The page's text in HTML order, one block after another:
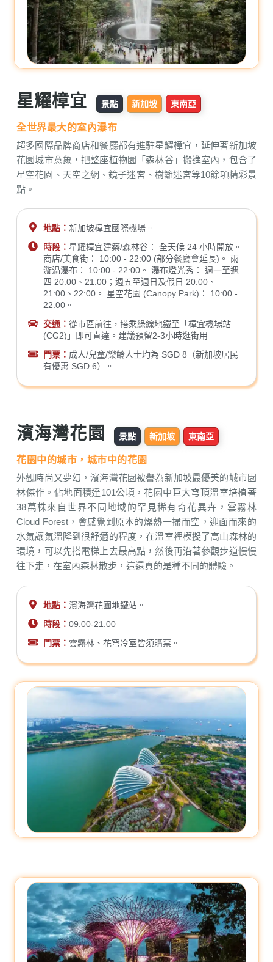
星耀樟宜 景點 新加坡 東南亞
全世界最大的室內瀑布
超多國際品牌商店和餐廳都有進駐星耀樟宜，延伸著新加坡
花園城市意象，把整座植物園「森林谷」搬進室內，包含了
星空花園、天空之網、鏡子迷宮、樹籬迷宮等10餘項精彩景
點。
地點：新加坡樟宜國際機場。
時段： 星耀樟宜建築/森林谷： 全天候 24 小時開放。
商店/美食街： 10:00 - 22:00 (部分餐廳會延長)。 雨
漩渦瀑布： 10:00 - 22:00。 瀑布燈光秀： 週一至週
四 20:00、21:00；週五至週日及假日 20:00、
21:00、22:00。 星空花園 (Canopy Park)： 10:00 -
22:00。
交通：從市區前往，搭乘綠線地鐵至「樟宜機場站
(CG2)」即可直達。建議預留2-3小時逛街用
門票： 成人/兒童/樂齡人士均為 SGD 8（新加坡居民
有優惠 SGD 6）。
濱海灣花園 景點 新加坡 東南亞
花園中的城市，城市中的花園
外觀時尚又夢幻，濱海灣花園被譽為新加坡最優美的城市園
林傑作。佔地面積達101公頃，花園中巨大穹頂溫室培植著
38萬株來自世界不同地域的罕見稀有奇花異卉，雲霧林
Cloud Forest，會感覺到原本的燥熱一掃而空，迎面而來的
水氣讓氣溫降到很舒適的程度，在溫室裡模擬了高山森林的
環境，可以先搭電梯上去最高點，然後再沿著參觀步道慢慢
往下走，在室內森林散步，這還真的是種不同的體驗。
地點： 濱海灣花園地鐵站。
時段：09:00-21:00
門票：雲霧林、花穹冷室皆須購票。